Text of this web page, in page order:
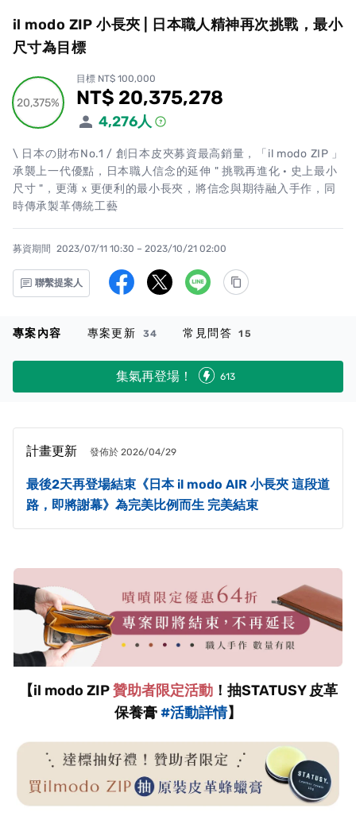
il modo ZIP 小長夾 | 日本職人精神再次挑戰，最小
尺寸為目標
20,375%
20,375%
目標 NT$ 100,000
累計集資金額
NT$ 20,375,278
4,276人
\ 日本の財布No.1 / 創日本皮夾募資最高銷量，「il modo ZIP 」
承襲上一代優點，日本職人信念的延伸 " 挑戰再進化 · 史上最小
尺寸 "，更薄ｘ更便利的最小長夾，將信念與期待融入手作，同
時傳承製革傳統工藝
募資期間 2023/07/11 10:30 – 2023/10/21 02:00
聯繫提案人
專案內容 專案更新 34 常見問答 15
集氣再登場！ 613
計畫更新 發佈於 2026/04/29
最後2天再登場結束《日本 il modo AIR 小長夾 這段道
路，即將謝幕》為完美比例而生 完美結束
【il modo ZIP贊助者限定活動！抽STATUSY 皮革
保養膏#活動詳情】